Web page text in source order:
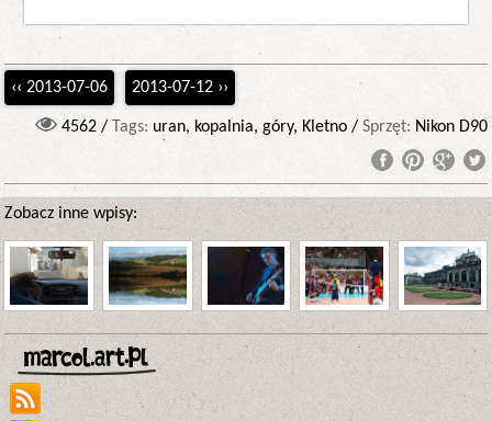
‹‹ 2013-07-06 2013-07-12 ››
4562 / Tags: uran, kopalnia, góry, Kletno / Sprzęt: Nikon D90
Zobacz inne wpisy: